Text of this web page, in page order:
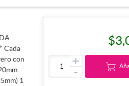
Cada
con
1
+
-